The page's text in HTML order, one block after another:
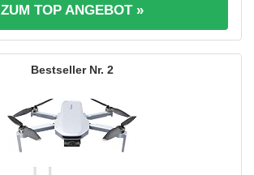
ZUM TOP ANGEBOT »
2